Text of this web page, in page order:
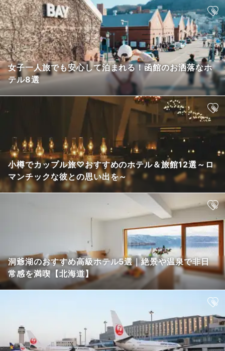
女子一人旅でも安心して泊まれる！函館のお洒落なホ
テル8選
小樽でカップル旅♡おすすめのホテル＆旅館12選～ロ
マンチックな彼との思い出を～
洞爺湖のおすすめ高級ホテル5選｜絶景や温泉で非日
常感を満喫【北海道】